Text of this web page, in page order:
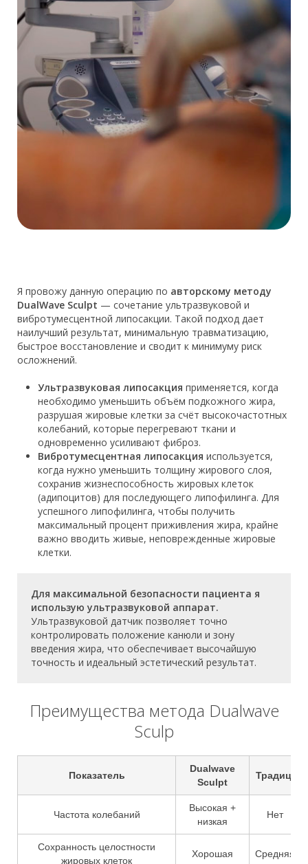
Я провожу данную операцию по авторскому методу
DualWave Sculpt — сочетание ультразвуковой и
вибротумесцентной липосакции. Такой подход дает
наилучший результат, минимальную травматизацию,
быстрое восстановление и сводит к минимуму риск
осложнений.
Ультразвуковая липосакция применяется, когда
необходимо уменьшить объём подкожного жира,
разрушая жировые клетки за счёт высокочастотных
колебаний, которые перегревают ткани и
одновременно усиливают фиброз.
Вибротумесцентная липосакция используется,
когда нужно уменьшить толщину жирового слоя,
сохранив жизнеспособность жировых клеток
(адипоцитов) для последующего липофилинга. Для
успешного липофилинга, чтобы получить
максимальный процент приживления жира, крайне
важно вводить живые, неповрежденные жировые
клетки.
Для максимальной безопасности пациента я
использую ультразвуковой аппарат.
Ультразвуковой датчик позволяет точно
контролировать положение канюли и зону
введения жира, что обеспечивает высочайшую
точность и идеальный эстетический результат.
Преимущества метода Dualwave
Sculp
Показатель
Dualwave
Sculpt
Традиц.
Частота колебаний
Высокая +
низкая
Нет
Сохранность целостности
жировых клеток
Хорошая Средняя